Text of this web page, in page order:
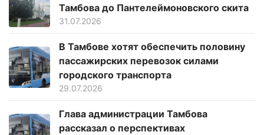
Тамбова до Пантелеймоновского скита
31.07.2026
В Тамбове хотят обеспечить половину
пассажирских перевозок силами
городского транспорта
29.07.2026
Глава администрации Тамбова
рассказал о перспективах